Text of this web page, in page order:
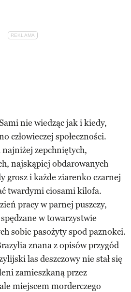
nie wiedząc jak i kiedy,
człowieczej społeczności.
zepchniętych,
najskąpiej obdarowanych
grosz i każde ziarenko czarnej
twardymi ciosami kilofa.
pracy w parnej puszczy,
w towarzystwie
sobie pasożyty spod paznokci.
znana z opisów przygód
las deszczowy nie stał się
zamieszkaną przez
miejscem morderczego